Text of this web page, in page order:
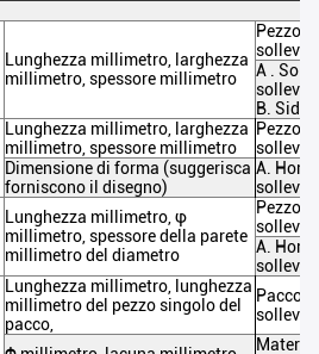
Lunghezza millimetro, larghezza
millimetro, spessore millimetro
Pezzo
A .
B. Side
Lunghezza millimetro, larghezza
millimetro, spessore millimetro
Pezzo
Dimensione di forma (suggerisca
forniscono il disegno)
A.
Lunghezza millimetro, φ
millimetro, spessore della parete
millimetro del diametro
Pezzo
A.
Lunghezza millimetro, lunghezza
millimetro del pezzo singolodel
pacco,
Pacco